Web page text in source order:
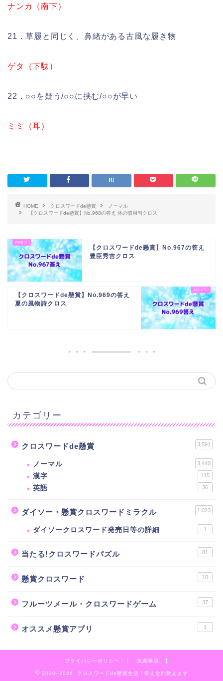
ナンカ（南下）
21．草履と同じく、鼻緒がある古風な履き物
ゲタ（下駄）
22．○○を疑う/○○に挟む/○○が早い
ミミ（耳）
HOME クロスワードde懸賞
ノーマル
【クロスワードde懸賞】No.968の答え 体の慣用句クロス
【クロスワードde懸賞】No.967の答え
豊臣秀吉クロス
【クロスワードde懸賞】No.969の答え
夏の風物詩クロス
カテゴリー
クロスワードde懸賞 3,591
ノーマル 3,440
漢字 115
英語 36
ダイソー・懸賞クロスワードミラクル 1,023
ダイソークロスワード発売日等の詳細 1
当たる!クロスワードパズル 81
懸賞クロスワード 10
フルーツメール・クロスワードゲーム 37
オススメ懸賞アプリ 1
プライバシーポリシー 免責事項
2020–2026 クロスワードde懸賞生活！答え全部教えます